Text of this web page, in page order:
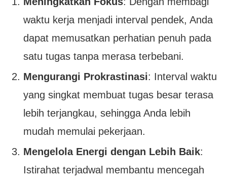
waktu kerja menjadi interval pendek, Anda
dapat memusatkan perhatian penuh pada
satu tugas tanpa merasa terbebani.
Mengurangi Prokrastinasi: Interval waktu
yang singkat membuat tugas besar terasa
lebih terjangkau, sehingga Anda lebih
mudah memulai pekerjaan.
Mengelola Energi dengan Lebih Baik:
Istirahat terjadwal membantu mencegah